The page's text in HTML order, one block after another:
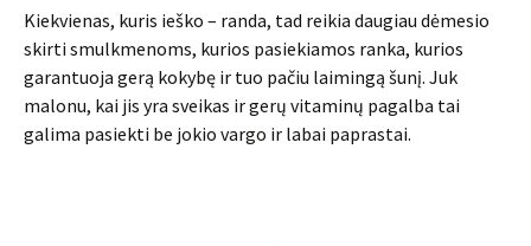
Kiekvienas, kuris ieško – randa, tad reikia daugiau dėmesio
skirti smulkmenoms, kurios pasiekiamos ranka, kurios
garantuoja gerą kokybę ir tuo pačiu laimingą šunį. Juk
malonu, kai jis yra sveikas ir gerų vitaminų pagalba tai
galima pasiekti be jokio vargo ir labai paprastai.